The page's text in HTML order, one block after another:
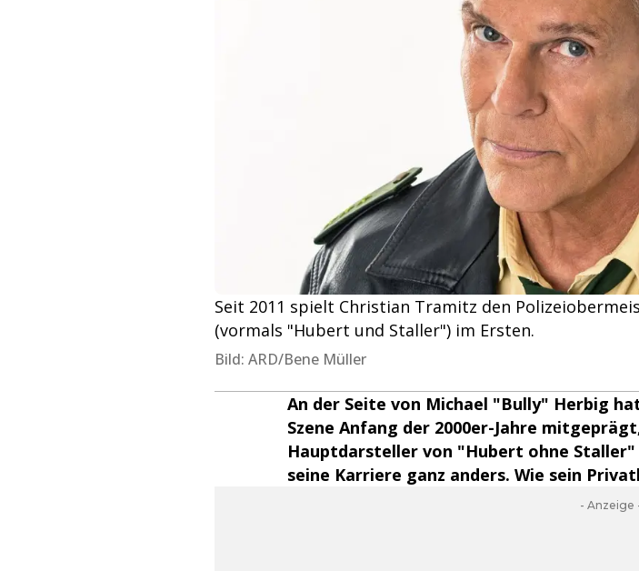
Seit 2011 spielt Christian Tramitz den
(vormals "Hubert und Staller") im Ersten.
Bild: ARD/Bene Müller
An der Seite von Michael "Bully" Herbig
Szene Anfang der 2000er-Jahre
Hauptdarsteller von "Hubert ohne
seine Karriere ganz anders. Wie sein
- Anzeige